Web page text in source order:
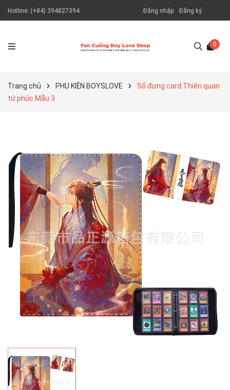
Hotline: (+84) 394827394 Đăng nhập Đăng ký
0
Trang chủ PHỤ KIỆN BOYSLOVE
Sổ đựng card Thiên quan
tứ phúc Mẫu 3